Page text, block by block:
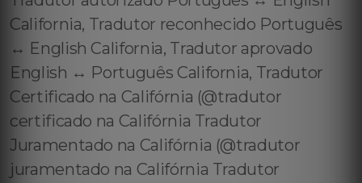
California, Tradutor reconhecido Português
↔️ English California, Tradutor aprovado
English ↔️ Português California, Tradutor
Certificado na Califórnia (@tradutor
certificado na Califórnia Tradutor
Juramentado na Califórnia (@tradutor
juramentado na Califórnia Tradutor